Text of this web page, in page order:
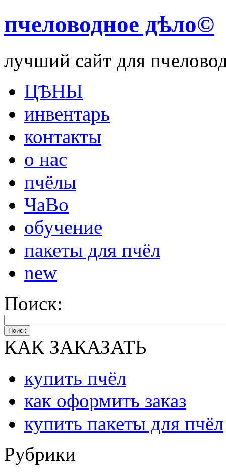
пчеловодное дѣло©
лучший сайт для
ЦѢНЫ
инвентарь
контакты
о нас
пчёлы
ЧаВо
обучение
пакеты для пчёл
new
Поиск:
Поиск
КАК ЗАКАЗАТЬ
купить пчёл
как оформить заказ
купить пакеты для пчёл
Рубрики